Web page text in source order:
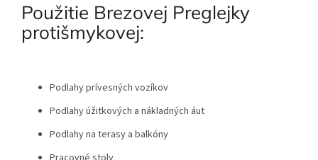
Použitie Brezovej Preglejky
protišmykovej:
Podlahy prívesných vozíkov
Podlahy úžitkových a nákladných áut
Podlahy na terasy a balkóny